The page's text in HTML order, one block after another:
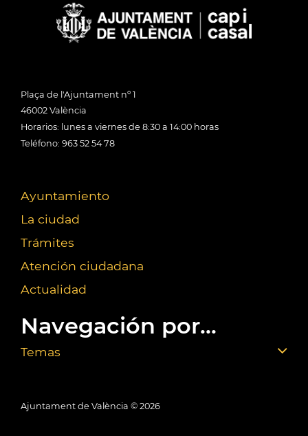
Plaça de l'Ajuntament nº 1
46002 València
Horarios: lunes a viernes de 8:30 a 14:00 horas
Teléfono: 963 52 54 78
Ayuntamiento
La ciudad
Trámites
Atención ciudadana
Actualidad
Navegación por...
Temas
Ajuntament de València © 2026